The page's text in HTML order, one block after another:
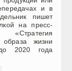
и в
пишет
на пресс-
образа жизни
2020 года